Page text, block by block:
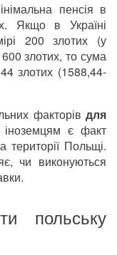
пенсія в
Якщо в Україні
200 злотих (у
злотих, то сума
злотих (1588,44-
факторівдля
є факт
території Польщі.
чи виконуються
польську